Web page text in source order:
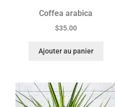
Coffea arabica
$35.00
Ajouter au panier